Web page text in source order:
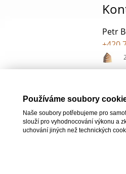
Petr
+420
Používáme soubory
Naše soubory potřebujeme pro
slouží pro vyhodnocování výkonu a
uchování jiných než technických